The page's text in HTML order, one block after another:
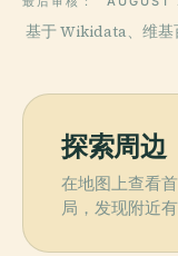
基于 Wikidata、维基
探索周边
在地图上查看
局，发现附近有